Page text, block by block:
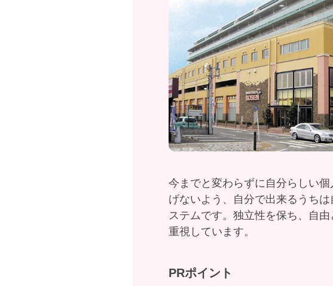
今までと変わらずに自分らしい
げないよう、自分で出来るうち
ステムです。独立性を保ち、自
重視しています。
PRポイント